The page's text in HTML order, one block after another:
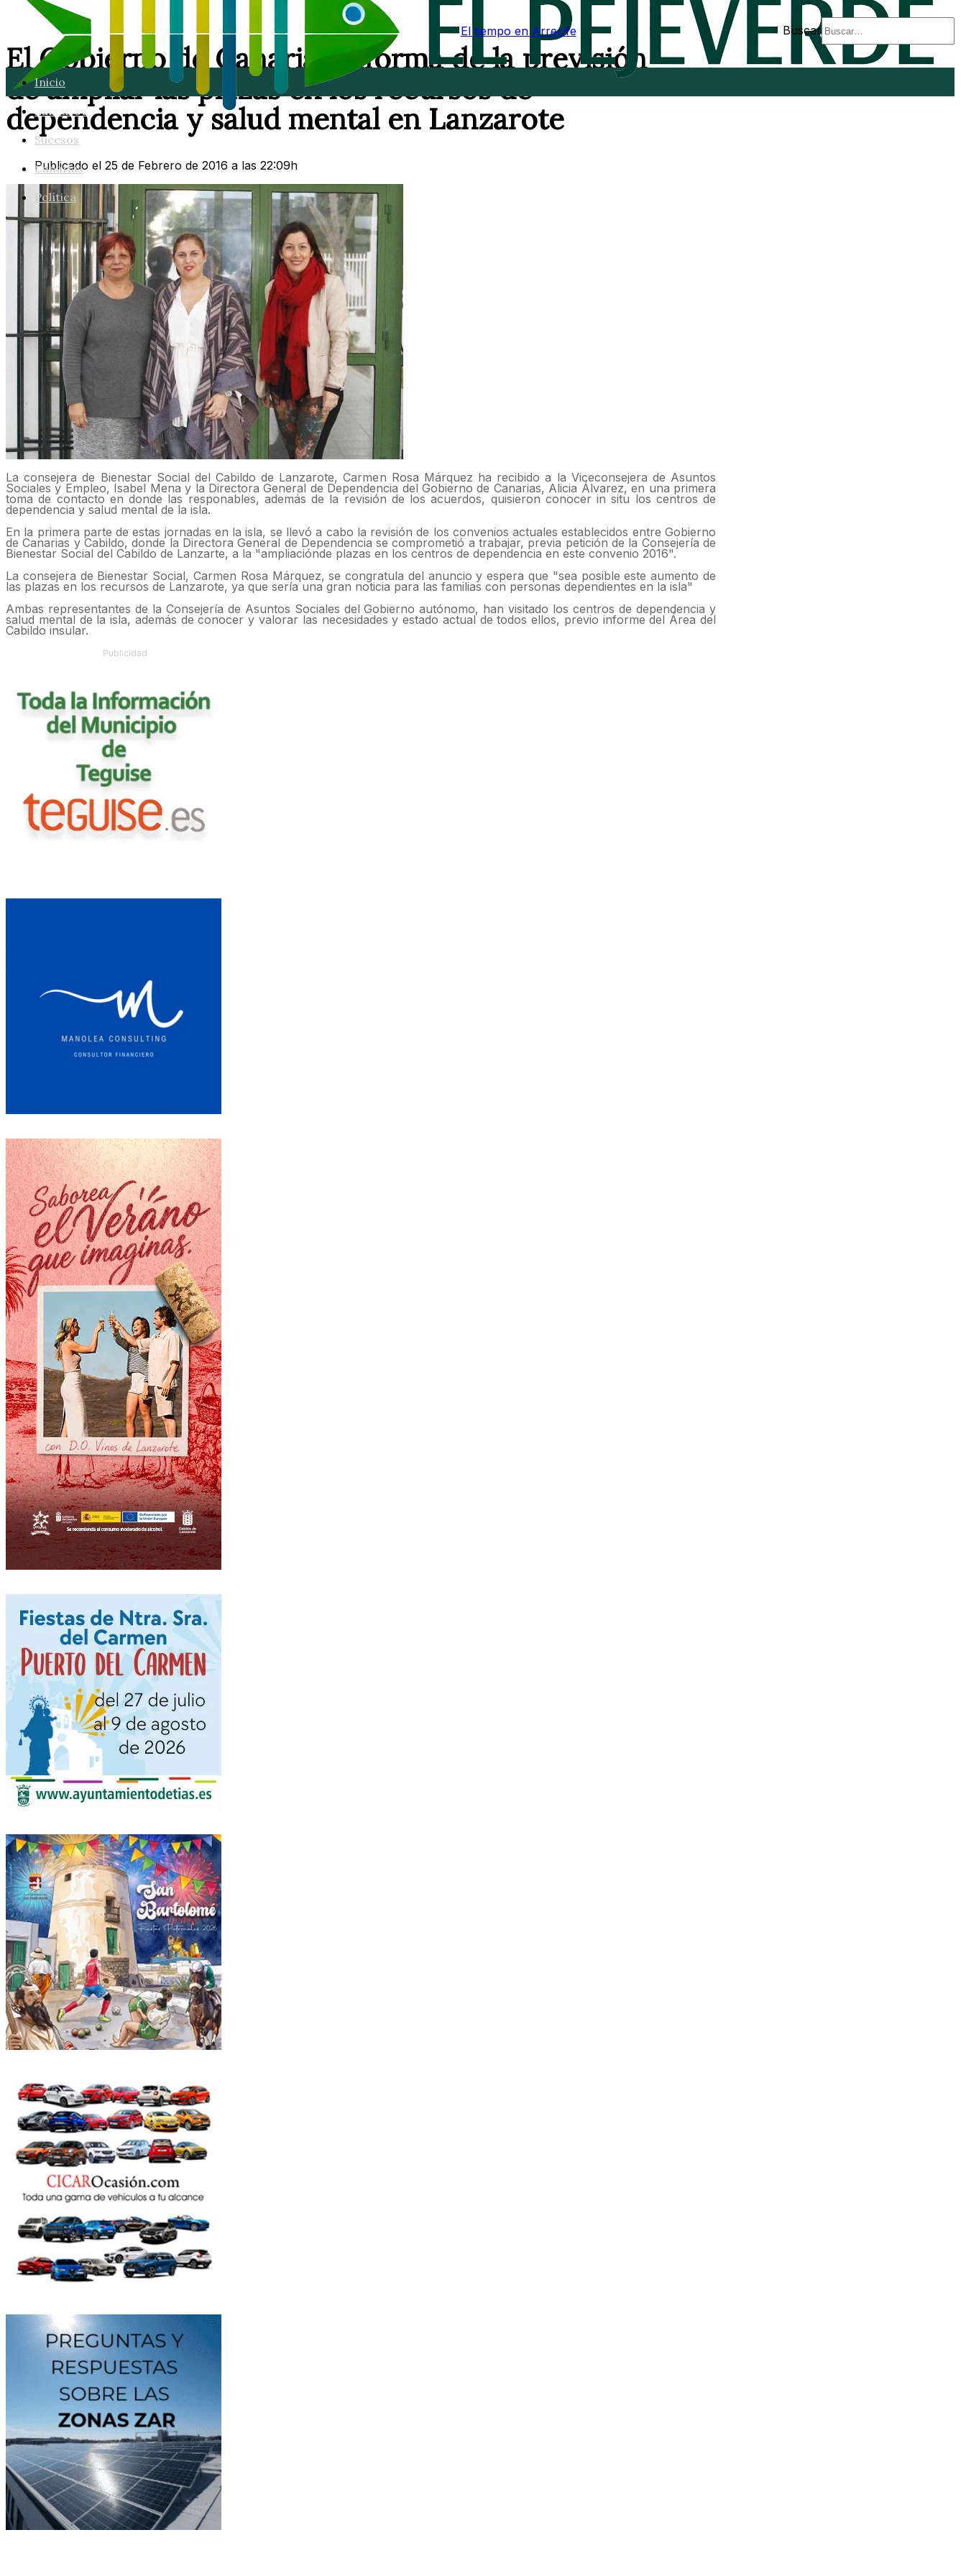
El tiempo en Arrecife Buscar
Inicio
Lanzarote
Sucesos
Canarias
Política
El Gobierno de Canarias informa de la previsión
de ampliar las plazas en los recursos de
dependencia y salud mental en Lanzarote
Publicado el 25 de Febrero de 2016 a las 22:09h
La consejera de Bienestar Social del Cabildo de Lanzarote, Carmen Rosa Márquez ha recibido a la Viceconsejera de Asuntos
Sociales y Empleo, Isabel Mena y la Directora General de Dependencia del Gobierno de Canarias, Alicia Álvarez, en una primera
toma de contacto en donde las responables, además de la revisión de los acuerdos, quisieron conocer in situ los centros de
dependencia y salud mental de la isla.
En la primera parte de estas jornadas en la isla, se llevó a cabo la revisión de los convenios actuales establecidos entre Gobierno
de Canarias y Cabildo, donde la Directora General de Dependencia se comprometió a trabajar, previa petición de la Consejería de
Bienestar Social del Cabildo de Lanzarte, a la "ampliaciónde plazas en los centros de dependencia en este convenio 2016".
La consejera de Bienestar Social, Carmen Rosa Márquez, se congratula del anuncio y espera que "sea posible este aumento de
las plazas en los recursos de Lanzarote, ya que sería una gran noticia para las familias con personas dependientes en la isla"
Ambas representantes de la Consejería de Asuntos Sociales del Gobierno autónomo, han visitado los centros de dependencia y
salud mental de la isla, además de conocer y valorar las necesidades y estado actual de todos ellos, previo informe del Área del
Cabildo insular.
Publicidad